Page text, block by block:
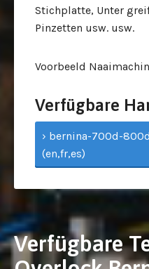
Stichplatte, Unter
Pinzetten usw. usw.
Voorbeeld
Verfügbare
› bernina-700d-
(en,fr,es)
Verfügbare